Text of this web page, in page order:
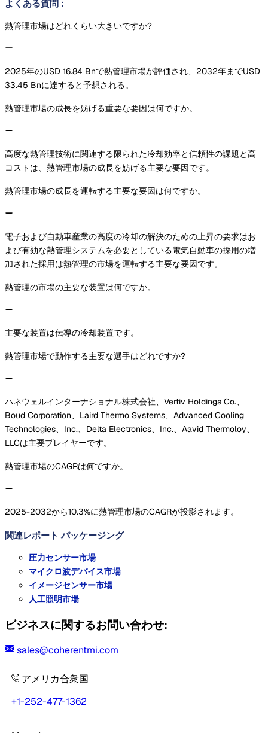
よくある質問 :
熱管理市場はどれくらい大きいですか?
2025年のUSD 16.84 Bnで熱管理市場が評価され、2032年までUSD
33.45 Bnに達すると予想される。
熱管理市場の成長を妨げる重要な要因は何ですか。
高度な熱管理技術に関連する限られた冷却効率と信頼性の課題と高
コストは、熱管理市場の成長を妨げる主要な要因です。
熱管理市場の成長を運転する主要な要因は何ですか。
電子および自動車産業の高度の冷却の解決のための上昇の要求はお
よび有効な熱管理システムを必要としている電気自動車の採用の増
加された採用は熱管理の市場を運転する主要な要因です。
熱管理の市場の主要な装置は何ですか。
主要な装置は伝導の冷却装置です。
熱管理市場で動作する主要な選手はどれですか?
ハネウェルインターナショナル株式会社、Vertiv Holdings Co.、
Boud Corporation、Laird Thermo Systems、Advanced Cooling
Technologies、Inc.、Delta Electronics、Inc.、Aavid Thermoloy、
LLCは主要プレイヤーです。
熱管理市場のCAGRは何ですか。
2025-2032から10.3%に熱管理市場のCAGRが投影されます。
関連レポート パッケージング
圧力センサー市場
マイクロ波デバイス市場
イメージセンサー市場
人工照明市場
ビジネスに関するお問い合わせ:
sales@coherentmi.com
アメリカ合衆国
+1-252-477-1362